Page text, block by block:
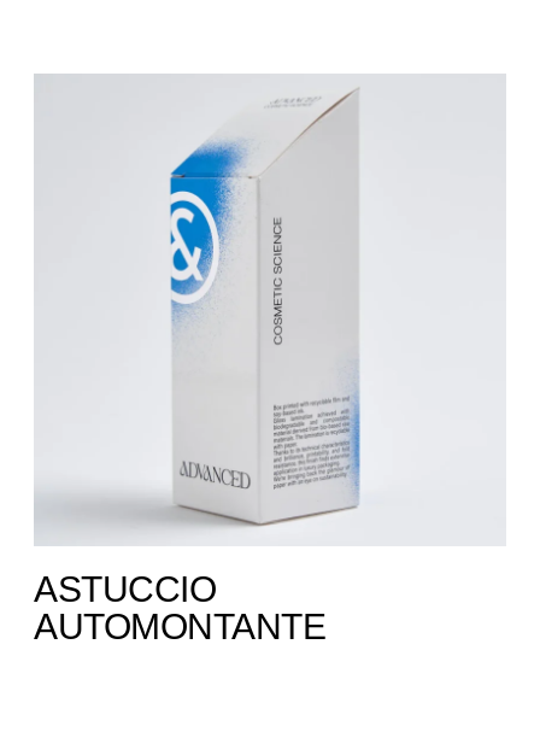
ASTUCCIO
AUTOMONTANTE ​